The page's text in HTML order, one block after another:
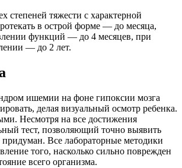
степеней тяжести с характерной
в острой форме — до месяца,
функций — до 4 месяцев, при
— до 2 лет.
ишемии на фоне гипоксии мозга
делая визуальный осмотр ребенка.
Несмотря на все достижения
тест, позволяющий точно выявить
Все лабораторные методики
того, насколько сильно поврежден
всего организма.